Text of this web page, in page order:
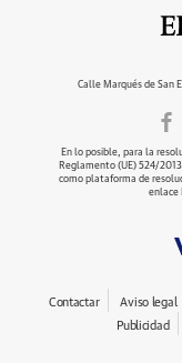
Calle Marqués de San
En lo posible, para la
Reglamento (UE) 524/
como plataforma de
enlace
Contactar Aviso legal
Publicidad